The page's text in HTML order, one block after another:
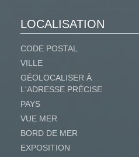
LOCALISATION
CODE POSTAL
VILLE
GÉOLOCALISER À
L'ADRESSE PRÉCISE
PAYS
VUE MER
BORD DE MER
EXPOSITION